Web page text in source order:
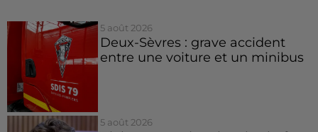
5 août 2026
Deux-Sèvres : grave accident
entre une voiture et un minibus
5 août 2026